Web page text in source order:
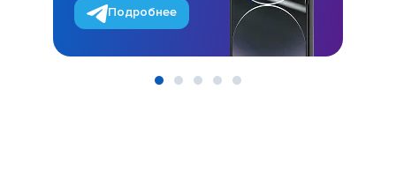
Подробнее